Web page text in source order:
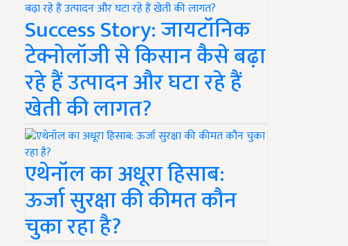
Success Story: जायटॉनिक
टेक्नोलॉजी से किसान कैसे बढ़ा
रहे हैं उत्पादन और घटा रहे हैं
खेती की लागत?
एथेनॉल का अधूरा हिसाब:
ऊर्जा सुरक्षा की कीमत कौन
चुका रहा है?